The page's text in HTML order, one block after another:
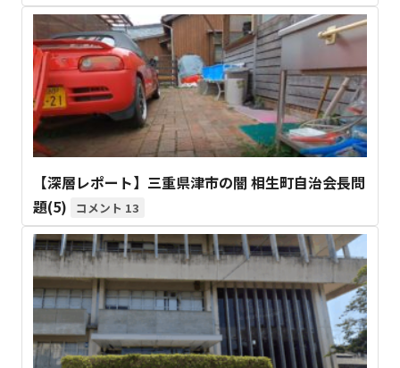
【深層レポート】三重県津市の闇 相生町自治会長問
題(5)
13